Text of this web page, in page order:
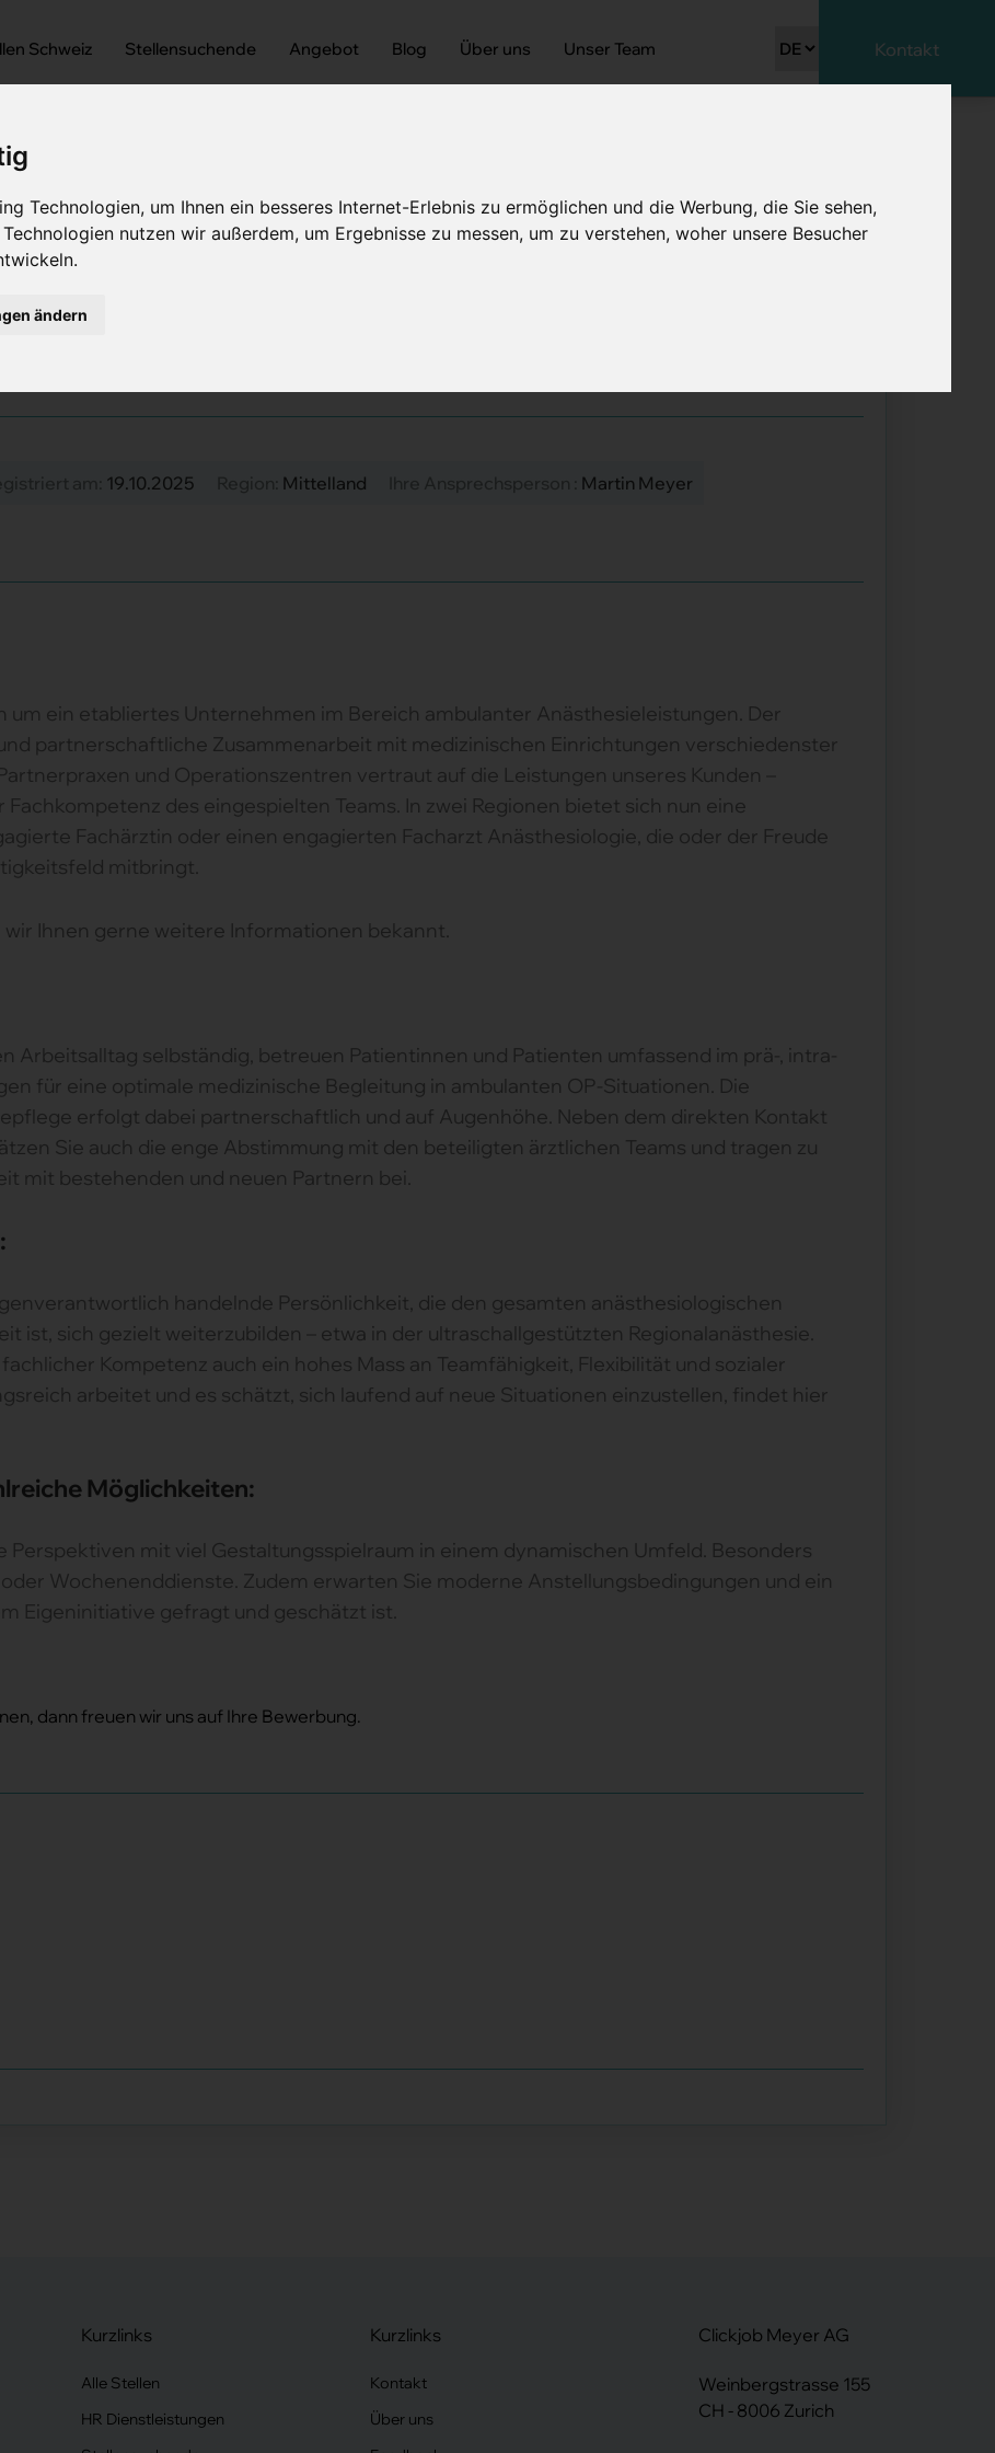
Technologien, um Ihnen ein besseres Internet-Erlebnis zu ermöglichen und die Werbung, die Sie sehen,
nutzen wir außerdem, um Ergebnisse zu messen, um zu verstehen, woher unsere Besucher
ändern
Schweiz Stellensuchende Angebot Blog Über uns Unser Team Kontakt
(m/w/d)
(m/w/d) 80 - 100%
19.10.2025 Mittelland
Martin Meyer
um ein etabliertes Unternehmen im Bereich ambulanter Anästhesieleistungen. Der
partnerschaftliche Zusammenarbeit mit medizinischen Einrichtungen verschiedenster
und Operationszentren vertraut auf die Leistungen unseres Kunden –
des eingespielten Teams. In zwei Regionen bietet sich nun eine
Fachärztin oder einen engagierten Facharzt Anästhesiologie, die oder der Freude
mitbringt.
Ihnen gerne weitere Informationen bekannt.
Arbeitsalltag selbständig, betreuen Patientinnen und Patienten umfassend im prä-, intra-
für eine optimale medizinische Begleitung in ambulanten OP-Situationen. Die
erfolgt dabei partnerschaftlich und auf Augenhöhe. Neben dem direkten Kontakt
Sie auch die enge Abstimmung mit den beteiligten ärztlichen Teams und tragen zu
mit bestehenden und neuen Partnern bei.
handelnde Persönlichkeit, die den gesamten anästhesiologischen
ist, sich gezielt weiterzubilden – etwa in der ultraschallgestützten Regionalanästhesie.
Kompetenz auch ein hohes Mass an Teamfähigkeit, Flexibilität und sozialer
arbeitet und es schätzt, sich laufend auf neue Situationen einzustellen, findet hier
Möglichkeiten:
Perspektiven mit viel Gestaltungsspielraum in einem dynamischen Umfeld. Besonders
Wochenenddienste. Zudem erwarten Sie moderne Anstellungsbedingungen und ein
Eigeninitiative gefragt und geschätzt ist.
dann freuen wir uns auf Ihre Bewerbung.
Kurzlinks
Alle Stellen
HR Dienstleistungen
Kurzlinks
Kontakt
Über uns
Clickjob Meyer AG
Weinbergstrasse 155
CH - 8006 Zurich